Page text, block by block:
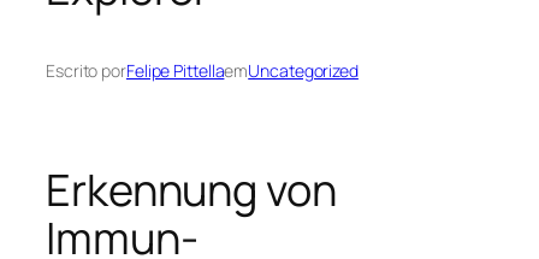
Escrito porFelipe PittellaemUncategorized
Erkennung von
Immun-